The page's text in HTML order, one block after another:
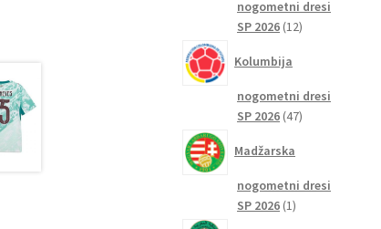
nogometni dresi
SP 2026 1212
Kolumbija
nogometni dresi
SP 2026 4747
Madžarska
nogometni dresi
SP 2026 11